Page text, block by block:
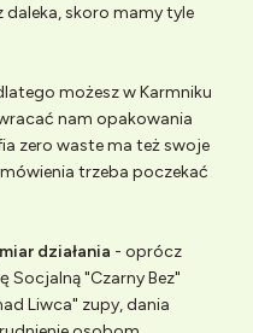
skoro mamy tyle
możesz w Karmniku
nam opakowania
zero waste ma też swoje
trzeba poczekać
działania - oprócz
Socjalną "Czarny Bez"
Liwca" zupy, dania